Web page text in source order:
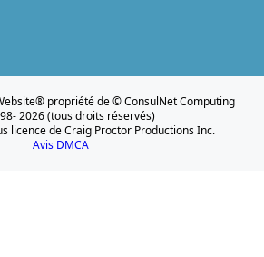
propriété de © ConsulNet Computing
2026 (tous droits réservés)
licence de Craig Proctor Productions Inc.
Avis DMCA